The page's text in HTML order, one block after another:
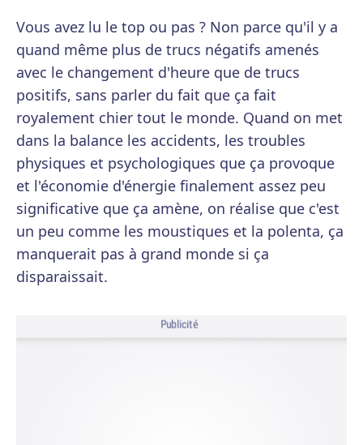
Vous avez lu le top ou pas ? Non parce qu'il y a
quand même plus de trucs négatifs amenés
avec le changement d'heure que de trucs
positifs, sans parler du fait que ça fait
royalement chier tout le monde. Quand on met
dans la balance les accidents, les troubles
physiques et psychologiques que ça provoque
et l'économie d'énergie finalement assez peu
significative que ça amène, on réalise que c'est
un peu comme les moustiques et la polenta, ça
manquerait pas à grand monde si ça
disparaissait.
Publicité